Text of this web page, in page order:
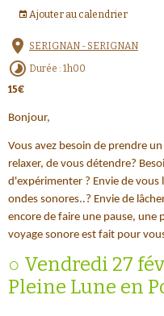
Ajouter au calendrier
SERIGNAN - SERIGNAN
Durée : 1h00
15€
Bonjour,
Vous avez besoin de prendre
relaxer, de vous détendre?
d'expérimenter ? Envie de vous
ondes sonores..? Envie de
encore de faire une pause,
voyage sonore est fait pour
○ Vendredi 27
Pleine Lune en